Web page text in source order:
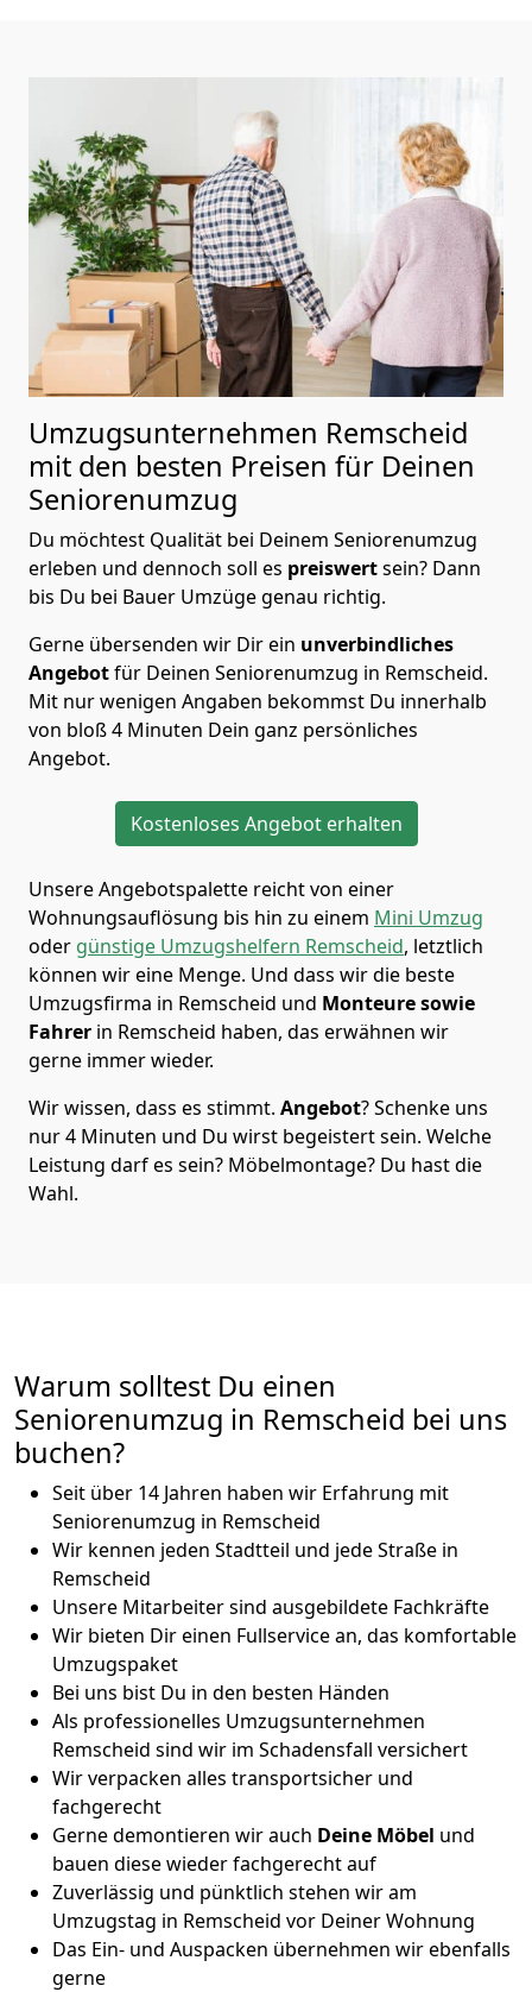
Umzugsunternehmen Remscheid
mit den besten Preisen für Deinen
Seniorenumzug
Du möchtest Qualität bei Deinem Seniorenumzug
erleben und dennoch soll es preiswertsein? Dann
bis Du bei Bauer Umzüge genau richtig.
Gerne übersenden wir Dir ein unverbindliches
Angebotfür Deinen Seniorenumzug in Remscheid.
Mit nur wenigen Angaben bekommst Du innerhalb
von bloß 4 Minuten Dein ganz persönliches
Angebot.
Kostenloses Angebot erhalten
Unsere Angebotspalette reicht von einer
Wohnungsauflösung bis hin zu einem Mini Umzug
oder günstige Umzugshelfern Remscheid, letztlich
können wir eine Menge. Und dass wir die beste
Umzugsfirma in Remscheid und Monteure sowie
Fahrer in Remscheid haben, das erwähnen wir
gerne immer wieder.
Wir wissen, dass es stimmt. Angebot? Schenke uns
nur 4 Minuten und Du wirst begeistert sein. Welche
Leistung darf es sein? Möbelmontage? Du hast die
Wahl.
Warum solltest Du einen
Seniorenumzug in Remscheid bei uns
buchen?
Seit über 14 Jahren haben wir Erfahrung mit
Seniorenumzug in Remscheid
Wir kennen jeden Stadtteil und jede Straße in
Remscheid
Unsere Mitarbeiter sind ausgebildete Fachkräfte
Wir bieten Dir einen Fullservice an, das komfortable
Umzugspaket
Bei uns bist Du in den besten Händen
Als professionelles Umzugsunternehmen
Remscheid sind wir im Schadensfall versichert
Wir verpacken alles transportsicher und
fachgerecht
Gerne demontieren wir auch Deine Möbel und
bauen diese wieder fachgerecht auf
Zuverlässig und pünktlich stehen wir am
Umzugstag in Remscheid vor Deiner Wohnung
Das Ein- und Auspacken übernehmen wir ebenfalls
gerne